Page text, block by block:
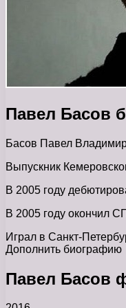
Павел Басов
Басов Павел
Выпускник
В 2005 году
В 2005 году окончил
Играл в Санкт-
Дополнить биографию
Павел Басов